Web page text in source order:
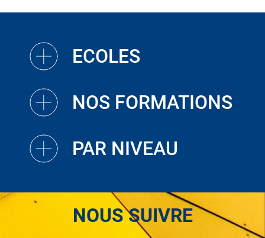
ECOLES
NOS FORMATIONS
PAR NIVEAU
NOUS SUIVRE